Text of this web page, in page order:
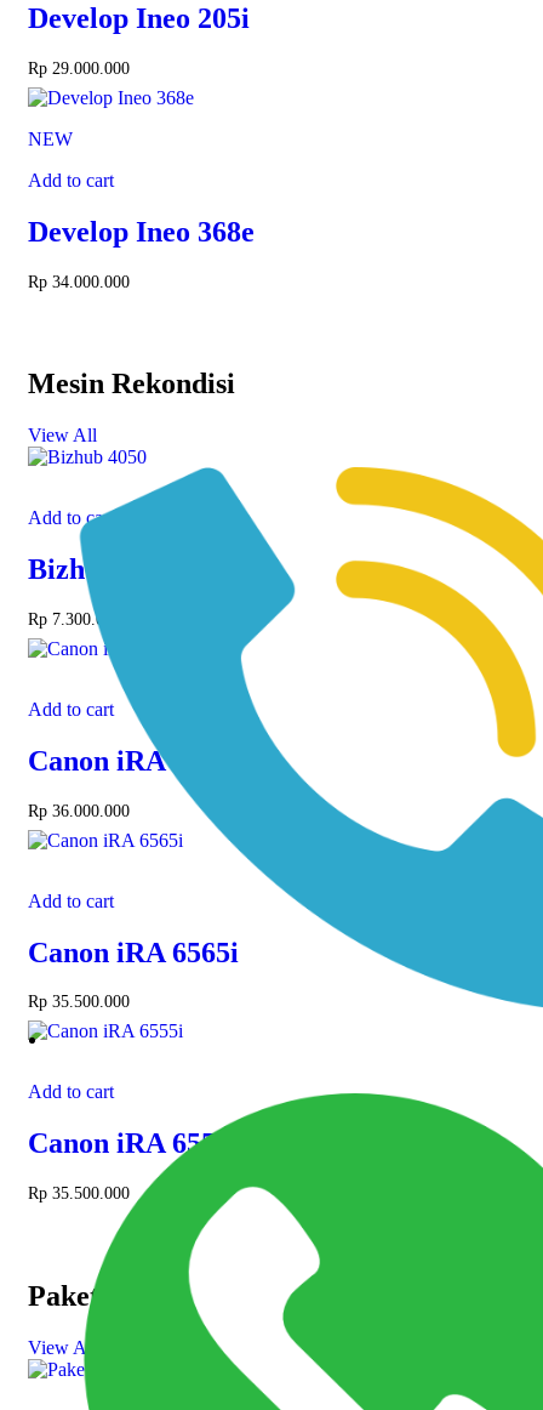
Develop Ineo 205i
Rp 29.000.000
NEW
Add to cart
Develop Ineo 368e
Rp 34.000.000
Mesin Rekondisi
View All
Add to cart
Bizhub 4050
Rp 7.300.000
Add to cart
Canon iRA 6575i
Rp 36.000.000
Add to cart
Canon iRA 6565i
Rp 35.500.000
Add to cart
Canon iRA 6555i
Rp 35.500.000
Paket Usaha Fotocopy
View All